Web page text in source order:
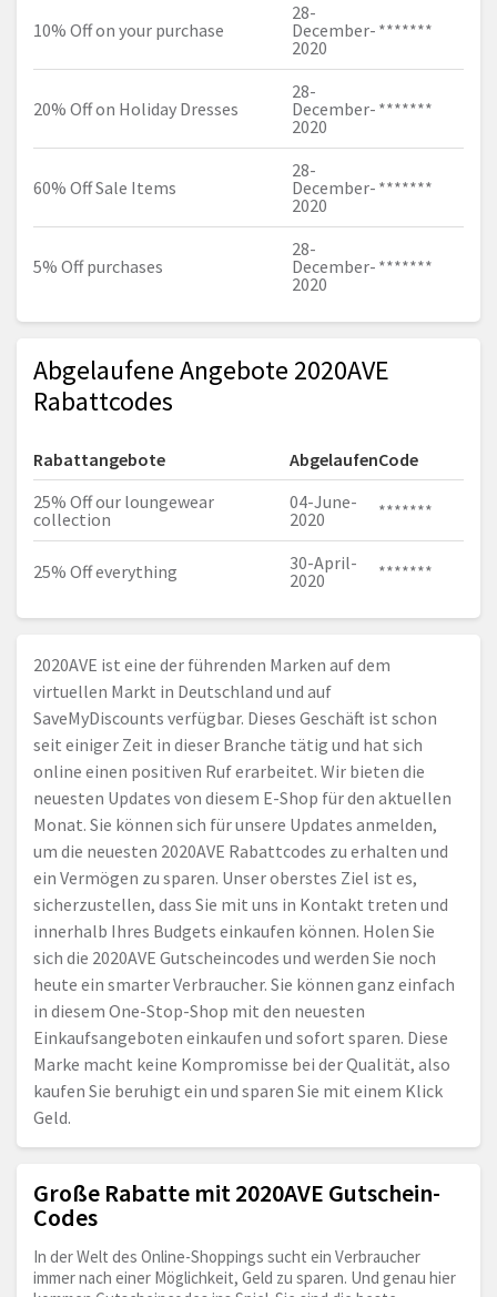
10% Off on your purchase
28-
December-
2020
*******
20% Off on Holiday Dresses
28-
December-
2020
*******
60% Off Sale Items
28-
December-
2020
*******
5% Off purchases
28-
December-
2020
*******
Abgelaufene Angebote 2020AVE
Rabattcodes
Rabattangebote AbgelaufenCode
25% Off our loungewear
collection
04-June-
2020
*******
25% Off everything
30-April-
2020
*******
2020AVE ist eine der führenden Marken auf dem
virtuellen Markt in Deutschland und auf
SaveMyDiscounts verfügbar. Dieses Geschäft ist schon
seit einiger Zeit in dieser Branche tätig und hat sich
online einen positiven Ruf erarbeitet. Wir bieten die
neuesten Updates von diesem E-Shop für den aktuellen
Monat. Sie können sich für unsere Updates anmelden,
um die neuesten 2020AVE Rabattcodes zu erhalten und
ein Vermögen zu sparen. Unser oberstes Ziel ist es,
sicherzustellen, dass Sie mit uns in Kontakt treten und
innerhalb Ihres Budgets einkaufen können. Holen Sie
sich die 2020AVE Gutscheincodes und werden Sie noch
heute ein smarter Verbraucher. Sie können ganz einfach
in diesem One-Stop-Shop mit den neuesten
Einkaufsangeboten einkaufen und sofort sparen. Diese
Marke macht keine Kompromisse bei der Qualität, also
kaufen Sie beruhigt ein und sparen Sie mit einem Klick
Geld.
Große Rabatte mit 2020AVE Gutschein-
Codes
In der Welt des Online-Shoppings sucht ein Verbraucher
immer nach einer Möglichkeit, Geld zu sparen. Und genau hier